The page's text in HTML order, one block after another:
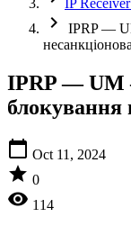
IP
chevron_right
IPRP —
IPRP — UM
блокування
calendar_today Oct 11, 2024
star 0
visibility 114